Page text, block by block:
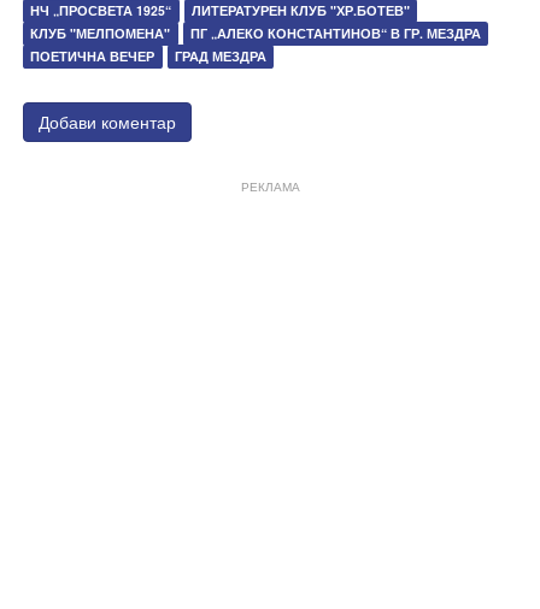
НЧ „ПРОСВЕТА 1925“
ЛИТЕРАТУРЕН КЛУБ "ХР.БОТЕВ"
КЛУБ "МЕЛПОМЕНА"
ПГ „АЛЕКО КОНСТАНТИНОВ“ В ГР. МЕЗДРА
ПОЕТИЧНА ВЕЧЕР
ГРАД МЕЗДРА
Добави коментар
РЕКЛАМА